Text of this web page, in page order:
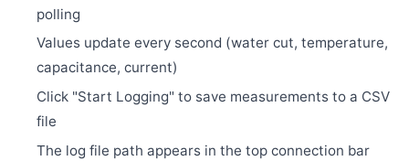
polling
Values update every second (water cut, temperature,
capacitance, current)
Click "Start Logging" to save measurements to a CSV
file
The log file path appears in the top connection bar